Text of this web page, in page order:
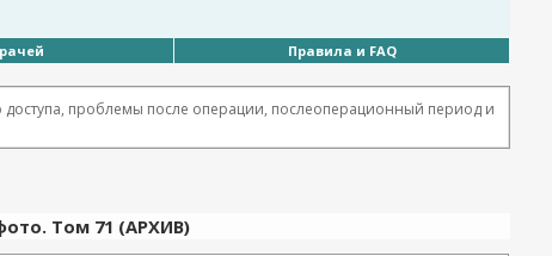
Правила и FAQ
проблемы после операции, послеоперационный период и
Том 71 (АРХИВ)